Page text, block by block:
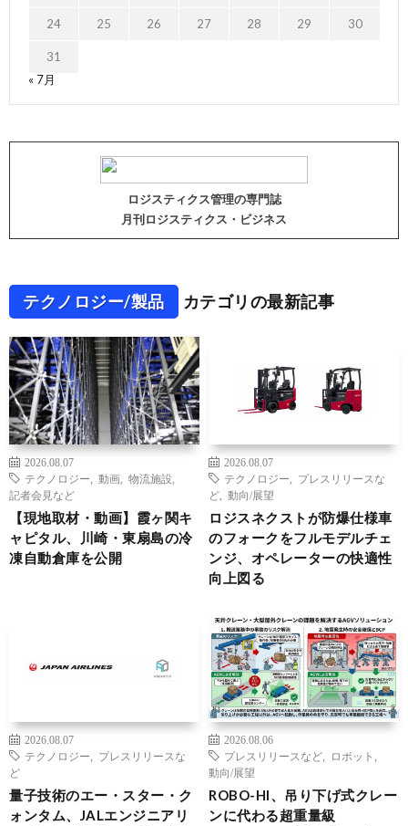
24 25 26 27 28 29 30
31
« 7月
ロジスティクス管理の専門誌
月刊ロジスティクス・ビジネス
テクノロジー/製品 カテゴリの最新記事
2026.08.07
テクノロジー
動画 物流施設
記者会見など
【現地取材・動画】霞ヶ関キ
ャピタル、川崎・東扇島の冷
凍自動倉庫を公開
2026.08.07
テクノロジー
プレスリリースな
ど
動向/展望
ロジスネクストが防爆仕様車
のフォークをフルモデルチェ
ンジ、オペレーターの快適性
向上図る
2026.08.07
テクノロジー
プレスリリースな
ど
量子技術のエー・スター・ク
ォンタム、JALエンジニアリ
2026.08.06
プレスリリースなど
ロボット
動向/展望
ROBO-HI、吊り下げ式クレー
ンに代わる超重量級